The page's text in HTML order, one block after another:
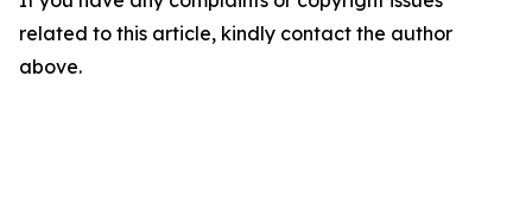
related to this article, kindly contact the author
above.